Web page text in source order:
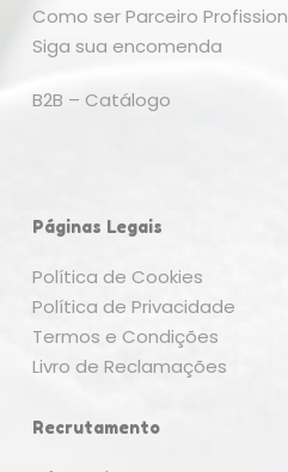
Como ser Parceiro
Siga sua encomenda
B2B – Catálogo
Páginas Legais
Política de Cookies
Política de Privacidade
Termos e Condições
Livro de Reclamações
Recrutamento